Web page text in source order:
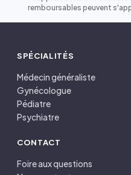
remboursables peuvent
SPÉCIALITÉS
Médecin généraliste
Gynécologue
Pédiatre
Psychiatre
CONTACT
Foire aux questions